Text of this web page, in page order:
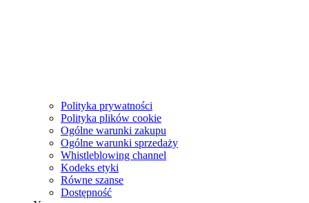
Polityka prywatności
Polityka plików cookie
Ogólne warunki zakupu
Ogólne warunki sprzedaży
Whistleblowing channel
Kodeks etyki
Równe szanse
Dostępność